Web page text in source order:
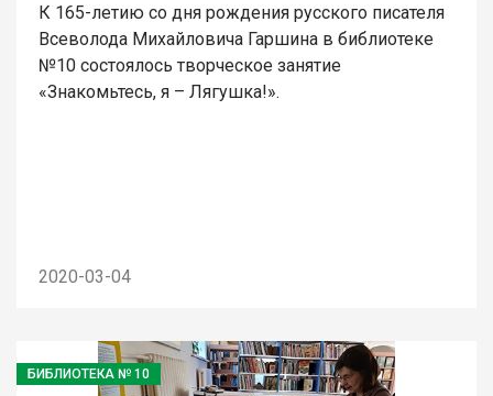
К 165-летию со дня рождения русского писателя
Всеволода Михайловича Гаршина в библиотеке
№10 состоялось творческое занятие
«Знакомьтесь, я – Лягушка!».
2020-03-04
БИБЛИОТЕКА № 10